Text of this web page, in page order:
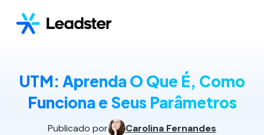
UTM: Aprenda O Que É, Como
Funciona e Seus Parâmetros
Publicado por Carolina Fernandes